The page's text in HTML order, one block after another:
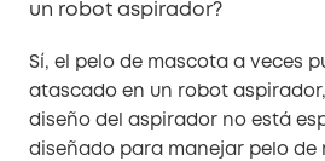
un robot aspirador?
Sí, el pelo de mascota a veces
atascado en un robot
diseño del aspirador no está
diseñado para manejar pelo de